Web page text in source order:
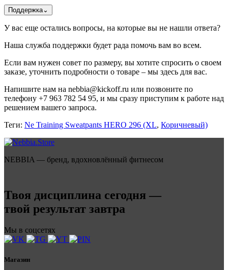
Поддержка⌄
У вас еще остались вопросы, на которые вы не нашли ответа?
Наша служба поддержки будет рада помочь вам во всем.
Если вам нужен совет по размеру, вы хотите спросить о своем
заказе, уточнить подробности о товаре – мы здесь для вас.
Напишите нам на nebbia@kickoff.ru или позвоните по
телефону +7 963 782 54 95, и мы сразу приступим к работе над
решением вашего запроса.
Теги: Ne Training Sweatpants HERO 296 (XL, Коричневый)
NEBBIA — бренд, вдохновлённый фитнесом
Твоя дисциплина сегодня —
твой результат завтра
Мы в соцсетях
Магазин